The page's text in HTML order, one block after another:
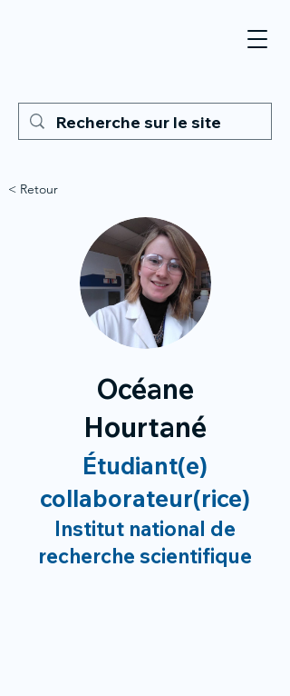
< Retour
Océane
Hourtané
Étudiant(e)
collaborateur(rice)
Institut national de
recherche scientifique